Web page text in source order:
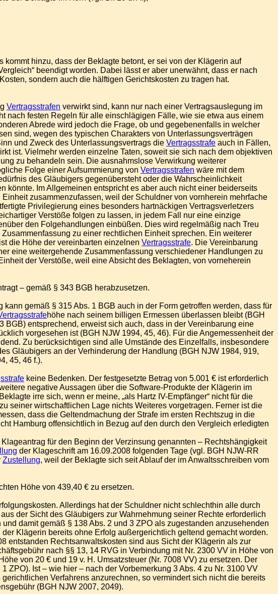
hinzu, dass der Beklagte betont, er sei von der Klägerin auf
beendigt worden. Dabei lässt er aber unerwähnt, dass er nach
sondern auch die hälftigen Gerichtskosten zu tragen hat.
Vertragsstrafen verwirkt sind, kann nur nach einer Vertragsauslegung im
nach festen Regeln für alle einschlägigen Fälle, wie sie etwa aus einem
Abrede wird jedoch die Frage, ob und gegebenenfalls in welcher
sind, wegen des typischen Charakters von Unterlassungsverträgen
und Zweck des Unterlassungsvertrags die Vertragsstrafe auch in Fällen,
ist. Vielmehr werden einzelne Taten, soweit sie sich nach dem objektiven
zu behandeln sein. Die ausnahmslose Verwirkung weiterer
Folge einer Aufsummierung von Vertragsstrafen wäre mit dem
des Gläubigers gegenübersteht oder die Wahrscheinlichkeit
könnte. Im Allgemeinen entspricht es aber auch nicht einer beiderseits
zusammenzufassen, weil der Schuldner von vornherein mehrfache
Privilegierung eines besonders hartnäckigen Vertragsverletzers
Verstöße folgen zu lassen, in jedem Fall nur eine einzige
den Folgehandlungen einbüßen. Dies wird regelmäßig nach Treu
zu einer rechtlichen Einheit sprechen. Ein weiterer
die Höhe der vereinbarten einzelnen Vertragsstrafe. Die Vereinbarung
eine weitergehende Zusammenfassung verschiedener Handlungen zu
der Verstöße, weil eine Absicht des Beklagten, von vorneherein
– gemäß § 343 BGB herabzusetzen.
kann gemäß § 315 Abs. 1 BGB auch in der Form getroffen werden, dass für
höhe nach seinem billigen Ermessen überlassen bleibt (BGH
entsprechend, erweist sich auch, dass in der Vereinbarung eine
vorgesehen ist (BGH NJW 1994, 45, 46). Für die Angemessenheit der
Zu berücksichtigen sind alle Umstände des Einzelfalls, insbesondere
Gläubigers an der Verhinderung der Handlung (BGH NJW 1984, 919,
45, 46 f.).
keine Bedenken. Der festgesetzte Betrag von 5.001 € ist erforderlich
negative Aussagen über die Software-Produkte der Klägerin im
irre sich, wenn er meine, „als Hartz IV-Empfänger“ nicht für die
seiner wirtschaftlichen Lage nichts Weiteres vorgetragen. Ferner ist die
dass die Geltendmachung der Strafe im ersten Rechtszug in die
Hamburg offensichtlich in Bezug auf den durch den Vergleich erledigten
für den Beginn der Verzinsung genannten – Rechtshängigkeit
der Klageschrift am 16.09.2008 folgenden Tage (vgl. BGH NJW-RR
Zustellung, weil der Beklagte sich seit Ablauf der im Anwaltsschreiben vom
Höhe von 439,40 € zu ersetzen.
Allerdings hat der Schuldner nicht schlechthin alle durch
der Sicht des Gläubigers zur Wahrnehmung seiner Rechte erforderlich
damit gemäß § 138 Abs. 2 und 3 ZPO als zugestanden anzusehenden
Klägerin bereits ohne Erfolg außergerichtlich geltend gemacht worden.
entstanden Rechtsanwaltskosten sind aus Sicht der Klägerin als zur
nach §§ 13, 14 RVG in Verbindung mit Nr. 2300 VV in Höhe von
von 20 € und 19 v. H. Umsatzsteuer (Nr. 7008 VV) zu ersetzen. Der
Ist – wie hier – nach der Vorbemerkung 3 Abs. 4 zu Nr. 3100 VV
Verfahrens anzurechnen, so vermindert sich nicht die bereits
(BGH NJW 2007, 2049).